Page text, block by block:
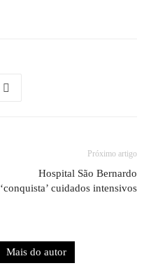
Próximo artigo
Hospital São Bernardo
‘conquista’ cuidados intensivos
Mais do autor